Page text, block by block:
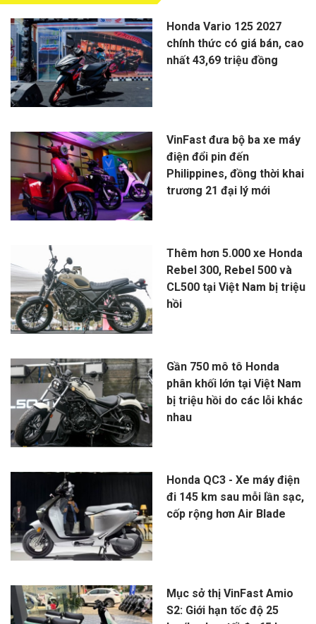
Honda Vario 125 2027
chính thức có giá bán, cao
nhất 43,69 triệu đồng
VinFast đưa bộ ba xe máy
điện đổi pin đến
Philippines, đồng thời khai
trương 21 đại lý mới
Thêm hơn 5.000 xe Honda
Rebel 300, Rebel 500 và
CL500 tại Việt Nam bị triệu
hồi
Gần 750 mô tô Honda
phân khối lớn tại Việt Nam
bị triệu hồi do các lỗi khác
nhau
Honda QC3 - Xe máy điện
đi 145 km sau mỗi lần sạc,
cốp rộng hơn Air Blade
Mục sở thị VinFast Amio
S2: Giới hạn tốc độ 25